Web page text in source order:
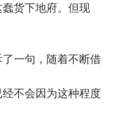
货下地府。但现
一句，随着不断借
不会因为这种程度